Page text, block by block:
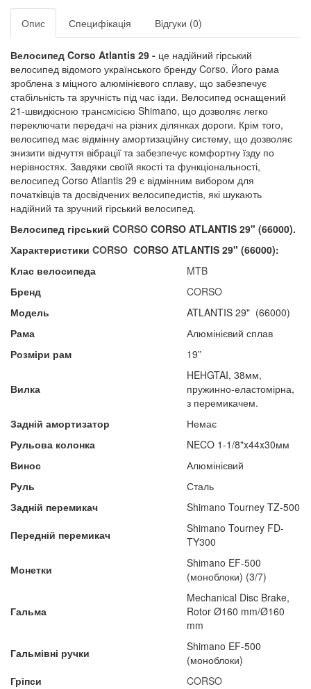
Опис Специфікація Відгуки (0)
Велосипед Corso Atlantis 29 - це надійний гірський
велосипед відомого українського бренду Corso. Його рама
зроблена з міцного алюмінієвого сплаву, що забезпечує
стабільність та зручність під час їзди. Велосипед оснащений
21-швидкісною трансмісією Shimano, що дозволяє легко
переключати передачі на різних ділянках дороги. Крім того,
велосипед має відмінну амортизаційну систему, що дозволяє
знизити відчуття вібрації та забезпечує комфортну їзду по
нерівностях. Завдяки своїй якості та функціональності,
велосипед Corso Atlantis 29 є відмінним вибором для
початківців та досвідчених велосипедистів, які шукають
надійний та зручний гірський велосипед.
Велосипед гірський CORSO CORSO ATLANTIS 29" (66000).
Характеристики CORSO CORSO ATLANTIS 29" (66000):
Клас велосипеда
MTB
Бренд
CORSO
Модель
ATLANTIS 29" (66000)
Рама
Алюмінієвий сплав
Розміри рам
19”
Вилка
HEHGTAI, 38мм,
пружинно-еластомірна,
з перемикачем.
Задній амортизатор
Немає
Рульова колонка
NECO 1-1/8"x44x30мм
Винос
Алюмінієвий
Руль
Сталь
Задній перемикач
Shimano Tourney TZ-500
Передній перемикач
Shimano Tourney FD-
TY300
Монетки
Shimano EF-500
(моноблоки) (3/7)
Гальма
Mechanical Disc Brake,
Rotor Ø160 mm/Ø160
mm
Гальмівні ручки
Shimano EF-500
(моноблоки)
Гріпси
CORSO